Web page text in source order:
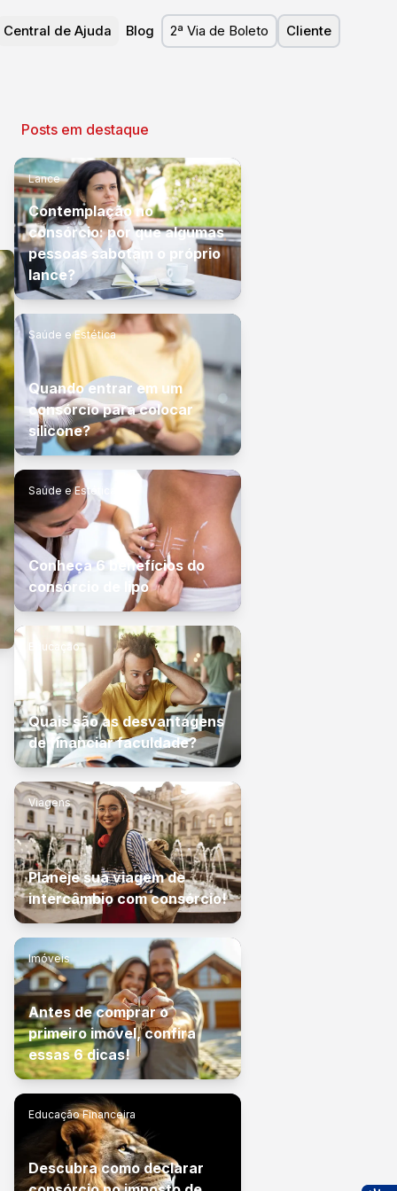
Central de Ajuda Blog 2ª Via de Boleto Cliente
Posts em destaque
Lance
Contemplação no
consórcio: por que algumas
pessoas sabotam o próprio
lance?
Saúde e Estética
Quando entrar em um
consórcio para colocar
silicone?
Saúde e Estética
Conheça 6 benefícios do
consórcio de lipo
Educação
Quais são as desvantagens
de financiar faculdade?
Viagens
Planeje sua viagem de
intercâmbio com consórcio!
Imóveis
Antes de comprar o
primeiro imóvel, confira
essas 6 dicas!
Educação Financeira
Descubra como declarar